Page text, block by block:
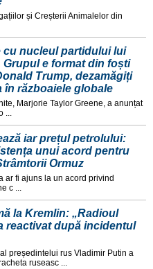
și Creșterii Animalelor din
cu nucleul partidului lui
Grupul e format din foști
Trump, dezamăgiți
în războaiele globale
Marjorie Taylor Greene, a anunțat
...
iar prețul petrolului:
unui acord pentru
Ormuz
ar fi ajuns la un acord privind
c ...
la Kremlin: „Radioul
reactivat după incidentul
președintelui rus Vladimir Putin a
ruseasc ...